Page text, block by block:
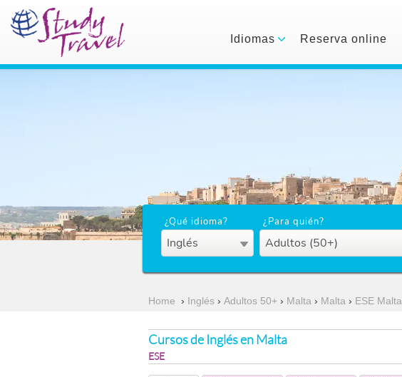
Idiomas Reserva online
¿Qué idioma?
Inglés
¿Para quién?
Adultos (50+)
Home › Inglés› Adultos 50+› Malta › Malta › ESE Malta
Cursos de Inglés en Malta
ESE